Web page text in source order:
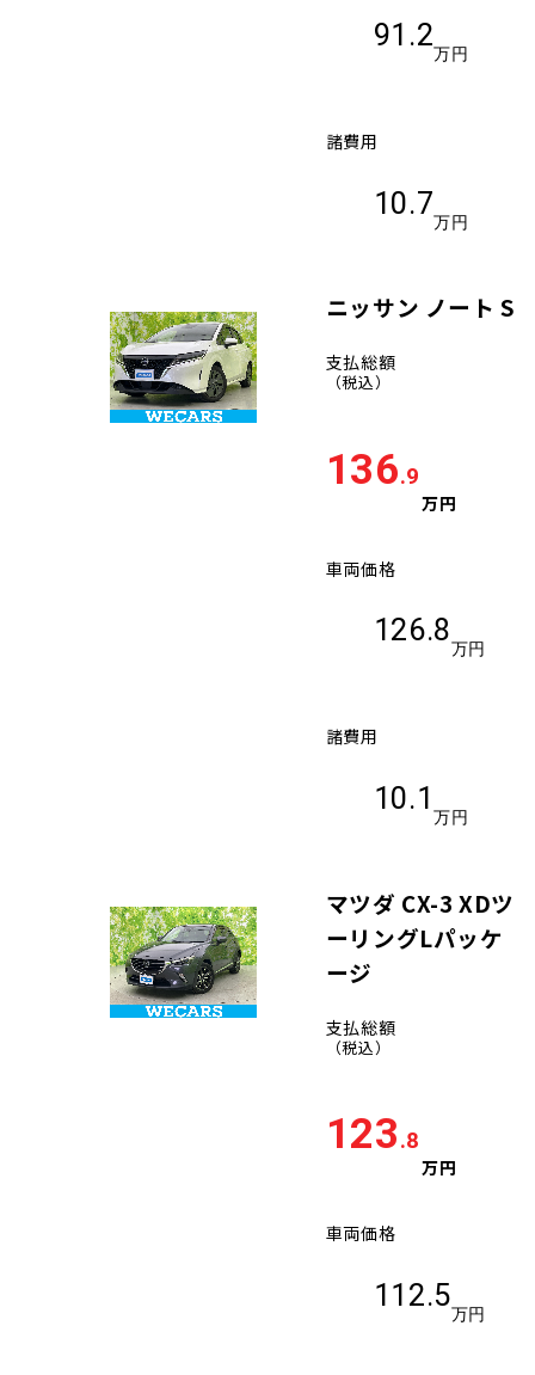
91.2
万円
諸費用
10.7
万円
ニッサン ノート S
支払総額
（税込）
136.9
万円
車両価格
126.8
万円
諸費用
10.1
万円
マツダ CX-3 XDツ
ーリングLパッケ
ージ
支払総額
（税込）
123.8
万円
車両価格
112.5
万円